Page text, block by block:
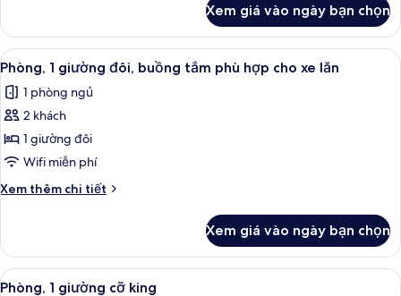
bị
hỗ
trợ
người
khiếm
thính
(Roll-
in
Shower)
Phòng,
giường
trang
thiết
hỗ
trợ
khiếm
Shower)
Xem giá vào ngày bạn chọn
Xem
tất
cả
ảnh
Phòng,
1
giường
đôi,
tắm
phù
hợp
Bộ trải giường bằng vải cotton Ai
4
Phòng, 1 giường đôi, buồng tắm phù hợp cho xe lăn
1 phòng ngủ
2 khách
1 giường đôi
Wifi miễn phí
Xem thêm chi tiết
Chi
Phòng,
giường
Xem giá vào ngày bạn chọn
Xem
Bộ trải giường bằng vải cotton Ai
8
Phòng, 1 giường cỡ king